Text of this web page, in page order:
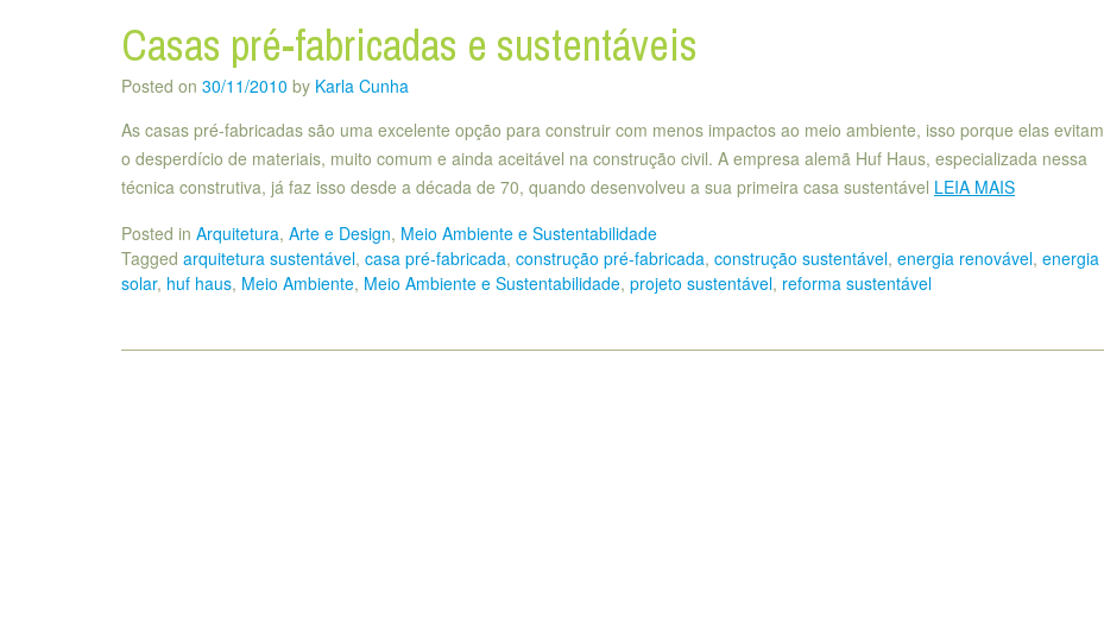
Casas pré-fabricadas e sustentáveis
Posted on 30/11/2010 by Karla Cunha
As casas pré-fabricadas são uma excelente opção para construir com menos impactos ao meio ambiente, isso porque elas evitam
o desperdício de materiais, muito comum e ainda aceitável na construção civil. A empresa alemã Huf Haus, especializada nessa
técnica construtiva, já faz isso desde a década de 70, quando desenvolveu a sua primeira casa sustentável LEIA MAIS
Posted in Arquitetura, Arte e Design, Meio Ambiente e Sustentabilidade
Tagged arquitetura sustentável, casa pré-fabricada, construção pré-fabricada, construção sustentável, energia renovável, energia
solar, huf haus, Meio Ambiente, Meio Ambiente e Sustentabilidade, projeto sustentável, reforma sustentável